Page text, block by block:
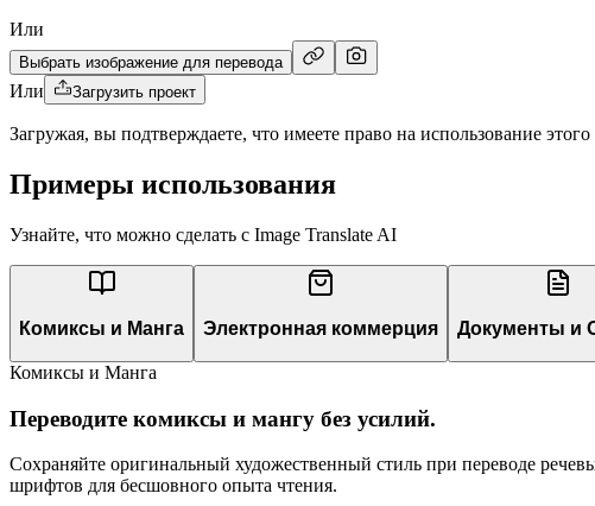
Или
Выбрать изображение для перевода
Или Загрузить проект
Загружая, вы подтверждаете, что имеете право на использование
Примеры использования
Узнайте, что можно сделать с Image Translate AI
Комиксы и Манга Электронная коммерция Документы и
Комиксы и Манга
Переводите комиксы и мангу без усилий.
Сохраняйте оригинальный художественный стиль при переводе
шрифтов для бесшовного опыта чтения.